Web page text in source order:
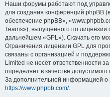
Наши форумы работают под
для создания конференций phpBB
обеспечение phpBB»,
Teams»), выпущенного по лицензии
дальнейшем «GPL»). Скачать его
Ограничения лицензии GPL для
связаны с организацией и
Limited не несёт ответственности
определяет в качестве
За дополнительной информацией о
https://www.phpbb.com/.